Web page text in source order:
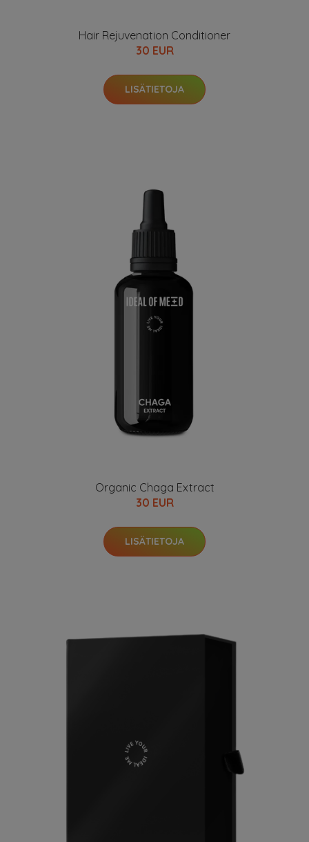
Hair Rejuvenation Conditioner
30 EUR
LISÄTIETOJA
Organic Chaga Extract
30 EUR
LISÄTIETOJA